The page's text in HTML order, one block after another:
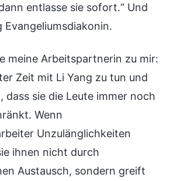
entlasse sie sofort.“ Und
Evangeliumsdiakonin.
meine Arbeitspartnerin zu mir:
Zeit mit Li Yang zu tun und
dass sie die Leute immer noch
Wenn
Unzulänglichkeiten
ihnen nicht durch
Austausch, sondern greift